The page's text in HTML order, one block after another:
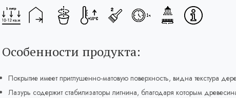
Особенности продукта:
Покрытие имеет приглушенно-матовую поверхность, видна текстура
Лазурь содержит стабилизаторы лигнина, благодаря которым